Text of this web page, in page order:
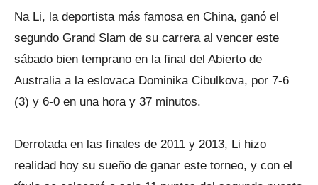
Na Li, la deportista más famosa en China, ganó el
segundo Grand Slam de su carrera al vencer este
sábado bien temprano en la final del Abierto de
Australia a la eslovaca Dominika Cibulkova, por 7-6
(3) y 6-0 en una hora y 37 minutos.
Derrotada en las finales de 2011 y 2013, Li hizo
realidad hoy su sueño de ganar este torneo, y con el